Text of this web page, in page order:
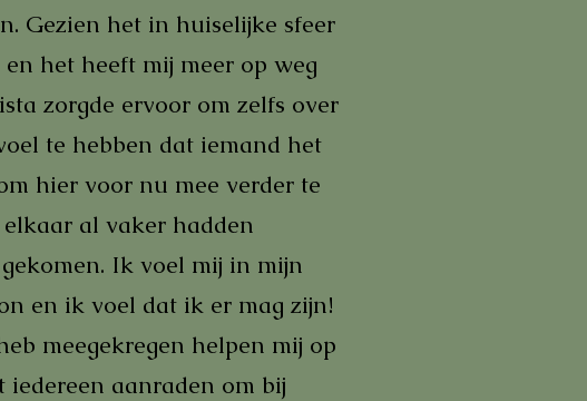
Gezien het in huiselijke sfeer
het heeft mij meer op weg
zorgde ervoor om zelfs over
te hebben dat iemand het
hier voor nu mee verder te
al vaker hadden
Ik voel mij in mijn
en ik voel dat ik er mag zijn!
meegekregen helpen mij op
iedereen aanraden om bij